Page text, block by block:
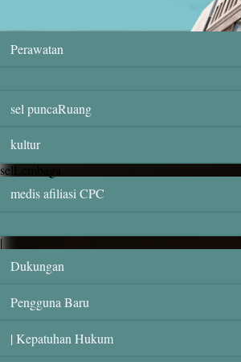
Perawatan
sel puncaRuang
kultur
selLembaga
medis afiliasi CPC
|
Dukungan
Pengguna Baru
| Kepatuhan Hukum